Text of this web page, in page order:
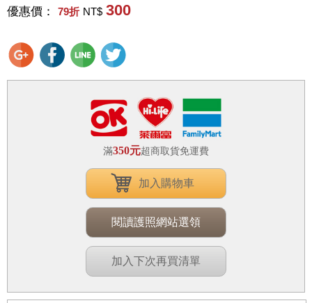
優惠價： 79折 NT$ 300
滿350元超商取貨免運費
加入購物車
閱讀護照網站選領
加入下次再買清單